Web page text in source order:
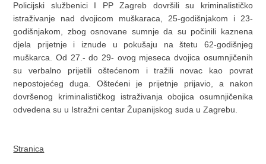
Policijski službenici I PP Zagreb dovršili su kriminalističko
istraživanje nad dvojicom muškaraca, 25-godišnjakom i 23-
godišnjakom, zbog osnovane sumnje da su počinili kaznena
djela prijetnje i iznude u pokušaju na štetu 62-godišnjeg
muškarca. Od 27.- do 29- ovog mjeseca dvojica osumnjičenih
su verbalno prijetili oštećenom i tražili novac kao povrat
nepostojećeg duga. Oštećeni je prijetnje prijavio, a nakon
dovršenog kriminalističkog istraživanja obojica osumnjičenika
odvedena su u Istražni centar Županijskog suda u Zagrebu.
Stranica